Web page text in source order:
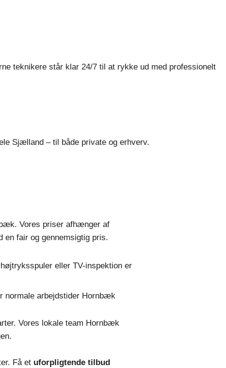
teknikere står klar 24/7 til at rykke ud med professionelt
Sjælland – til både private og erhverv.
Vores priser afhænger af
fair og gennemsigtig pris.
eller TV-inspektion er
normale arbejdstider Hornbæk
Vores lokale team Hornbæk
Få et uforpligtende tilbud